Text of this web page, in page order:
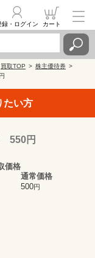
録・ログイン カート
買取TOP
株主優待券
い方
550円
価格
通常価格
500円